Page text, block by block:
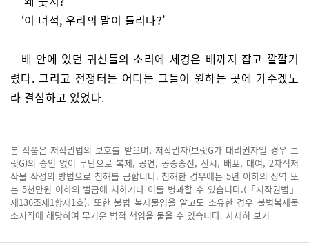
‘이 녀석, 우리의 말이 들리나?’
배 안에 있던 귀신들의 소리에 세경은 배까지 잡고 깔깔거
렸다. 그리고 전쟁터든 어디든 그들이 원하는 곳에 가주겠노
라 결심하고 있었다.
본 작품은 저작권법의 보호를 받으며, 저작권자(브릿G가 대리권자일 경우 브
릿G)의 승인 없이 무단으로 복제, 공연, 공중송신, 전시, 배포, 대여, 2차적저
작물 작성의 방법으로 침해를 금합니다. 침해한 경우에는 5년 이하의 징역 또
는 5천만원 이하의 벌금에 처하거나 이를 병과할 수 있습니다.(「저작권법」
제136조제1항제1호). 또한 불법 복제물임을 알고도 소유한 경우 불법복제물
소지죄에 해당하여 무거운 법적 책임을 물을 수 있습니다. 자세히 보기